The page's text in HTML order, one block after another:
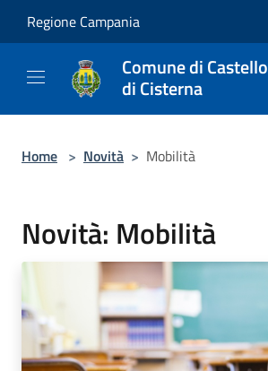
Regione Campania
Comune di Castello
di Cisterna
Home > Novità > Mobilità
Novità: Mobilità